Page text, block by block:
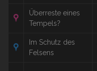
Überreste eines
Tempels?
Im Schutz des
Felsens